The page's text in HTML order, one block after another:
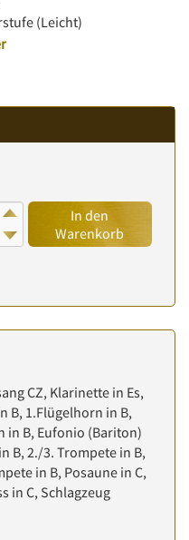
(Leicht)
In den
Warenkorb
CZ, Klarinette in Es,
B, 1.Flügelhorn in B,
in B, Eufonio (Bariton)
B, 2./3. Trompete in B,
in B, Posaune in C,
in C, Schlagzeug